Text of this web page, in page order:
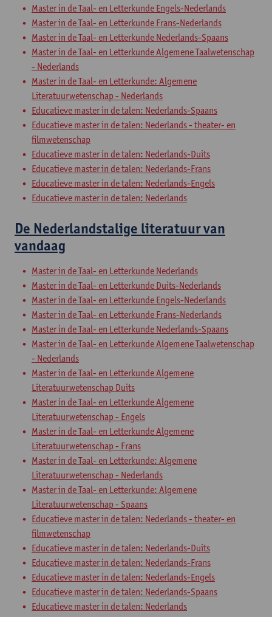
Master in de Taal- en Letterkunde Engels-Nederlands
Master in de Taal- en Letterkunde Frans-Nederlands
Master in de Taal- en Letterkunde Nederlands-Spaans
Master in de Taal- en Letterkunde Algemene Taalwetenschap
- Nederlands
Master in de Taal- en Letterkunde: Algemene
Literatuurwetenschap - Nederlands
Educatieve master in de talen: Nederlands-Spaans
Educatieve master in de talen: Nederlands - theater- en
filmwetenschap
Educatieve master in de talen: Nederlands-Duits
Educatieve master in de talen: Nederlands-Frans
Educatieve master in de talen: Nederlands-Engels
Educatieve master in de talen: Nederlands
De Nederlandstalige literatuur van
vandaag
Master in de Taal- en Letterkunde Nederlands
Master in de Taal- en Letterkunde Duits-Nederlands
Master in de Taal- en Letterkunde Engels-Nederlands
Master in de Taal- en Letterkunde Frans-Nederlands
Master in de Taal- en Letterkunde Nederlands-Spaans
Master in de Taal- en Letterkunde Algemene Taalwetenschap
- Nederlands
Master in de Taal- en Letterkunde Algemene
Literatuurwetenschap Duits
Master in de Taal- en Letterkunde Algemene
Literatuurwetenschap - Engels
Master in de Taal- en Letterkunde Algemene
Literatuurwetenschap - Frans
Master in de Taal- en Letterkunde: Algemene
Literatuurwetenschap - Nederlands
Master in de Taal- en Letterkunde: Algemene
Literatuurwetenschap - Spaans
Educatieve master in de talen: Nederlands - theater- en
filmwetenschap
Educatieve master in de talen: Nederlands-Duits
Educatieve master in de talen: Nederlands-Frans
Educatieve master in de talen: Nederlands-Engels
Educatieve master in de talen: Nederlands-Spaans
Educatieve master in de talen: Nederlands